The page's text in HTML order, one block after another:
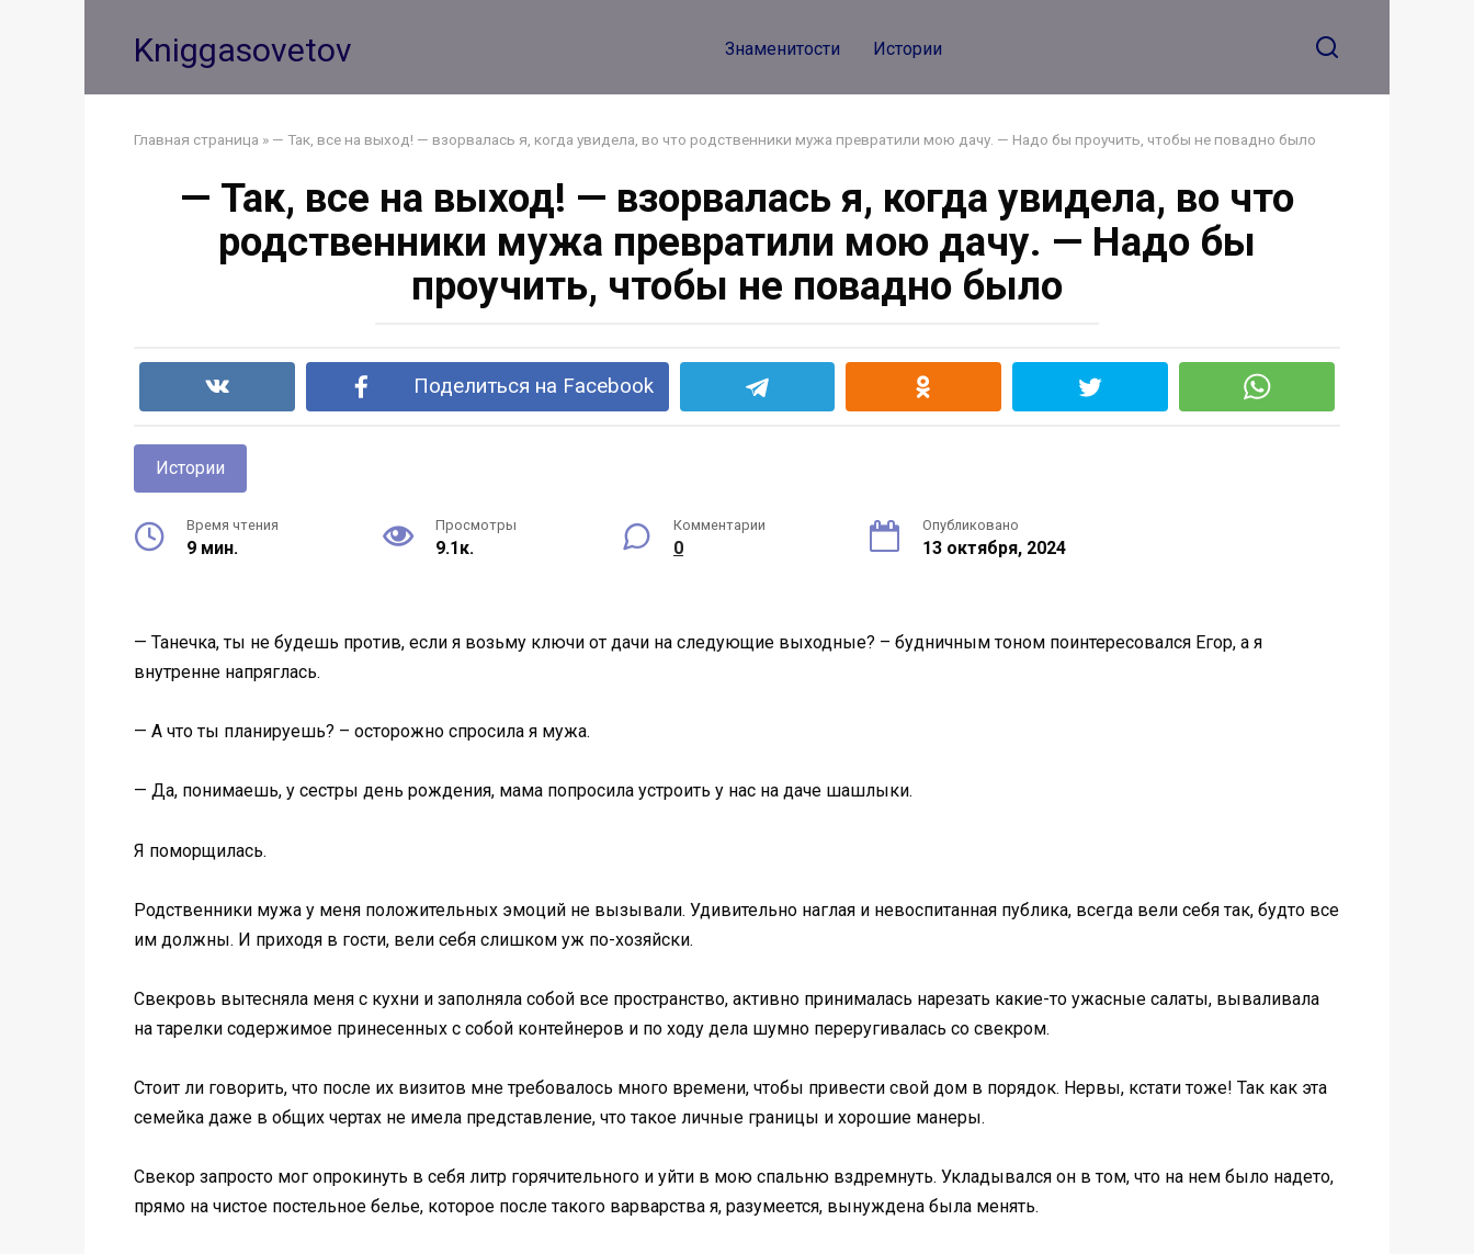
Kniggasovetov Знаменитости Истории
Главная страница » — Так, все на выход! — взорвалась я, когда увидела, во что родственники мужа превратили мою дачу. — Надо бы проучить, чтобы не повадно было
— Так, все на выход! — взорвалась я, когда увидела, во что
родственники мужа превратили мою дачу. — Надо бы
проучить, чтобы не повадно было
Поделиться на Facebook
Истории
Время чтения
9 мин.
Просмотры
9.1к.
Комментарии
0
Опубликовано
13 октября, 2024
— Танечка, ты не будешь против, если я возьму ключи от дачи на следующие выходные? – будничным тоном поинтересовался Егор, а я
внутренне напряглась.
— А что ты планируешь? – осторожно спросила я мужа.
— Да, понимаешь, у сестры день рождения, мама попросила устроить у нас на даче шашлыки.
Я поморщилась.
Родственники мужа у меня положительных эмоций не вызывали. Удивительно наглая и невоспитанная публика, всегда вели себя так, будто все
им должны. И приходя в гости, вели себя слишком уж по-хозяйски.
Свекровь вытесняла меня с кухни и заполняла собой все пространство, активно принималась нарезать какие-то ужасные салаты, вываливала
на тарелки содержимое принесенных с собой контейнеров и по ходу дела шумно переругивалась со свекром.
Стоит ли говорить, что после их визитов мне требовалось много времени, чтобы привести свой дом в порядок. Нервы, кстати тоже! Так как эта
семейка даже в общих чертах не имела представление, что такое личные границы и хорошие манеры.
Свекор запросто мог опрокинуть в себя литр горячительного и уйти в мою спальню вздремнуть. Укладывался он в том, что на нем было надето,
прямо на чистое постельное белье, которое после такого варварства я, разумеется, вынуждена была менять.